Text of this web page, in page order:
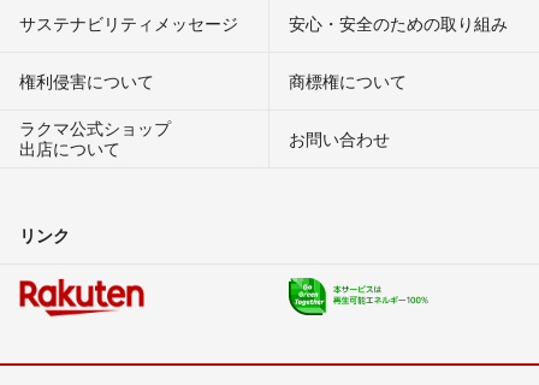
サステナビリティメッセージ 安心・安全のための取り組み
権利侵害について
商標権について
ラクマ公式ショップ
出店について
お問い合わせ
リンク